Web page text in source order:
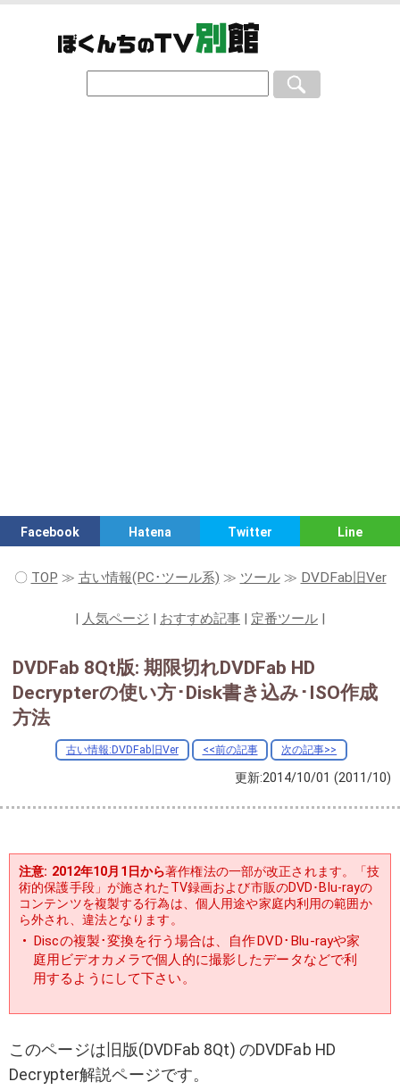
Facebook Hatena Twitter Line
〇 TOP ≫ 古い情報(PC･ツール系) ≫ ツール≫ DVDFab旧Ver
| 人気ページ | おすすめ記事 | 定番ツール |
DVDFab 8Qt版: 期限切れDVDFab HD
Decrypterの使い方･Disk書き込み･ISO作成
方法
古い情報:DVDFab旧Ver <<前の記事 次の記事>>
更新:2014/10/01 (2011/10)
注意: 2012年10月1日から著作権法の一部が改正されます。「技
術的保護手段」が施されたTV録画および市販のDVD･Blu-rayの
コンテンツを複製する行為は、個人用途や家庭内利用の範囲か
ら外され、違法となります。
Discの複製･変換を行う場合は、自作DVD･Blu-rayや家
庭用ビデオカメラで個人的に撮影したデータなどで利
用するようにして下さい。
このページは旧版(DVDFab 8Qt) のDVDFab HD
Decrypter解説ページです。